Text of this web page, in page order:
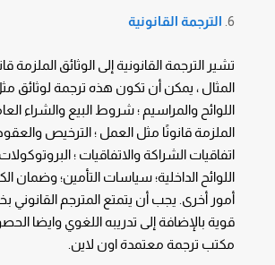
الترجمة القانونية
تشير الترجمة القانونية إلى الوثائق الملزمة
المثال ، يمكن أن تكون هذه ترجمة لوثائق
اللوائح والمراسيم ؛ شروط البيع والشراء
الملزمة قانونًا مثل العمل ؛ الترخيص والعقود
اتفاقيات الشراكة والاتفاقيات ؛
اللوائح الداخلية؛ سياسات التأمين؛ وضمان
أمور أخرى. يجب أن يتمتع المترجم القانوني
قوية بالإضافة إلى تدريبه اللغوي وايضا
مكتب ترجمة معتمدة اون لاين.